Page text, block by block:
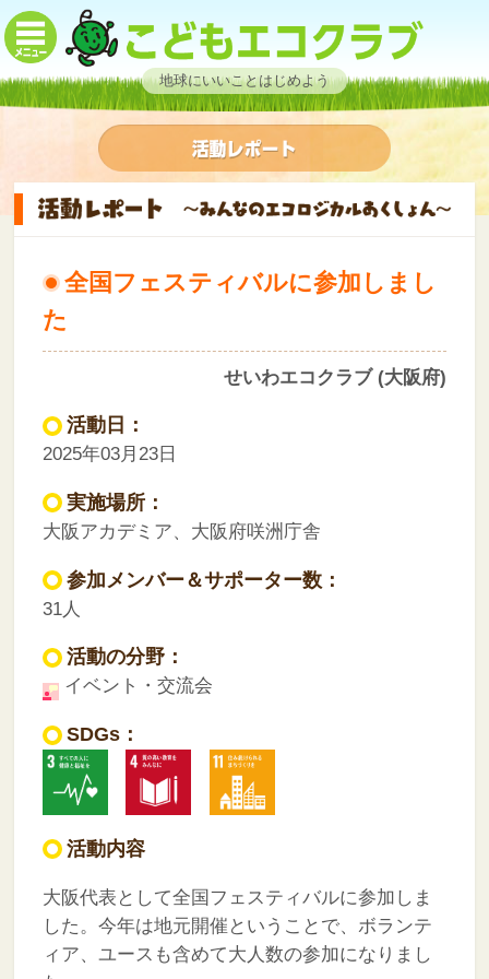
地球にいいことはじめよう
全国フェスティバルに参加しまし
た
せいわエコクラブ (大阪府)
活動日：
2025年03月23日
実施場所：
大阪アカデミア、大阪府咲洲庁舎
参加メンバー＆サポーター数：
31人
活動の分野：
イベント・交流会
SDGs：
活動内容
大阪代表として全国フェスティバルに参加しま
した。今年は地元開催ということで、ボランテ
ィア、ユースも含めて大人数の参加になりまし